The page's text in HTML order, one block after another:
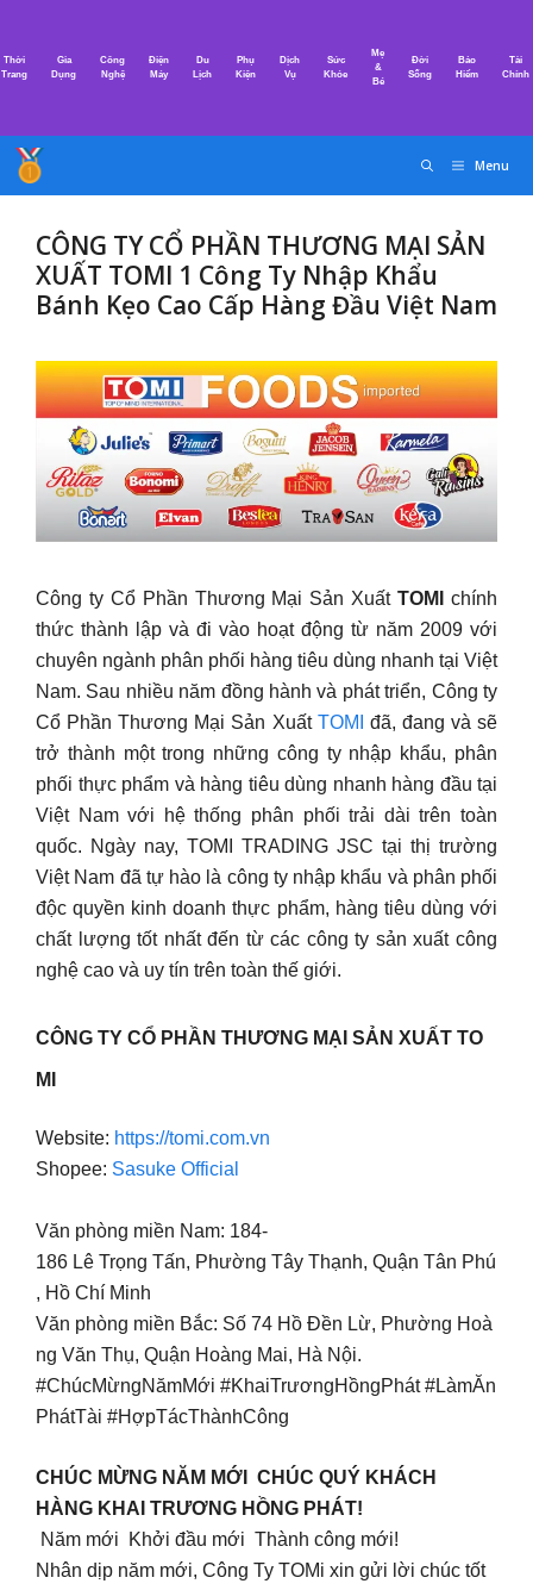
nội
Thời
Trang
Gia
Dụng
Công
Nghệ
Điện
Máy
Du
Lịch
Phụ
Kiện
Dịch
Vụ
Sức
Khỏe
Mẹ
&
Bé
Đời
Sống
Bảo
Hiểm
Tài
Chính
Menu
CÔNG TY CỔ PHẦN THƯƠNG MẠI SẢN
XUẤT TOMI 1 Công Ty Nhập Khẩu
Bánh Kẹo Cao Cấp Hàng Đầu Việt Nam
Công ty Cổ Phần Thương Mại Sản XuấtTOMI
chính
thức thành lập và đi vào hoạt động từ năm 2009 với
chuyên ngành phân phối hàng tiêu dùng nhanh tại Việt
Nam. Sau nhiều năm đồng hành và phát triển, Công ty
Cổ Phần Thương Mại Sản Xuất TOMI
đã, đang và sẽ
trở thành một trong những công ty nhập khẩu, phân
phối thực phẩm và hàng tiêu dùng nhanh hàng đầu tại
Việt Nam với hệ thống phân phối trải dài trên toàn
quốc. Ngày nay, TOMI TRADING JSC tại thị trường
Việt Nam đã tự hào là công ty nhập khẩu và phân phối
độc quyền kinh doanh thực phẩm, hàng tiêu dùng với
chất lượng tốt nhất đến từ các công ty sản xuất công
nghệ cao và uy tín trên toàn thế giới.
CÔNG TY CỔ PHẦN THƯƠNG MẠI SẢN XUẤT TO
MI
Website: https://tomi.com.vn
Shopee: Sasuke Official
Văn phòng miền Nam: 184-
186 Lê Trọng Tấn, Phường Tây Thạnh, Quận Tân Phú
, Hồ Chí Minh
Văn phòng miền Bắc: Số 74 Hồ Đền Lừ, Phường Hoà
ng Văn Thụ, Quận Hoàng Mai, Hà Nội.
#ChúcMừngNămMới #KhaiTrươngHồngPhát #LàmĂn
PhátTài #HợpTácThànhCông
CHÚC MỪNG NĂM MỚI CHÚC QUÝ KHÁCH
HÀNG KHAI TRƯƠNG HỒNG PHÁT!
Năm mới Khởi đầu mới Thành công mới!
Nhân dịp năm mới, Công Ty TOMi xin gửi lời chúc tốt